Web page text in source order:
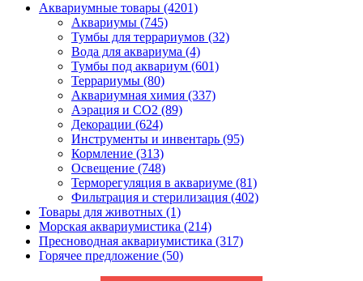
Аквариумные товары (4201)
Аквариумы (745)
Тумбы для террариумов (32)
Вода для аквариума (4)
Тумбы под аквариум (601)
Террариумы (80)
Аквариумная химия (337)
Аэрация и CO2 (89)
Декорации (624)
Инструменты и инвентарь (95)
Кормление (313)
Освещение (748)
Терморегуляция в аквариуме (81)
Фильтрация и стерилизация (402)
Товары для животных (1)
Морская аквариумистика (214)
Пресноводная аквариумистика (317)
Горячее предложение (50)